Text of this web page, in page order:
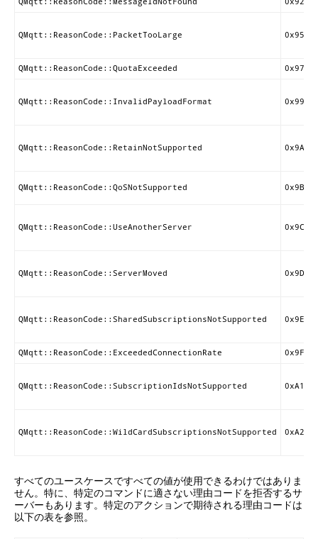
QMqtt::ReasonCode::PacketTooLarge 0x95
QMqtt::ReasonCode::QuotaExceeded 0x97
QMqtt::ReasonCode::InvalidPayloadFormat 0x99
QMqtt::ReasonCode::RetainNotSupported 0x9A
QMqtt::ReasonCode::QoSNotSupported 0x9B
QMqtt::ReasonCode::UseAnotherServer 0x9C
QMqtt::ReasonCode::ServerMoved 0x9D
QMqtt::ReasonCode::SharedSubscriptionsNotSupported 0x9E
QMqtt::ReasonCode::ExceededConnectionRate 0x9F
QMqtt::ReasonCode::SubscriptionIdsNotSupported 0xA1
QMqtt::ReasonCode::WildCardSubscriptionsNotSupported 0xA2
すべてのユースケースですべての値が使用できるわけではありま
せん。特に、特定のコマンドに適さない理由コードを拒否するサ
ーバーもあります。特定のアクションで期待される理由コードは
以下の表を参照。